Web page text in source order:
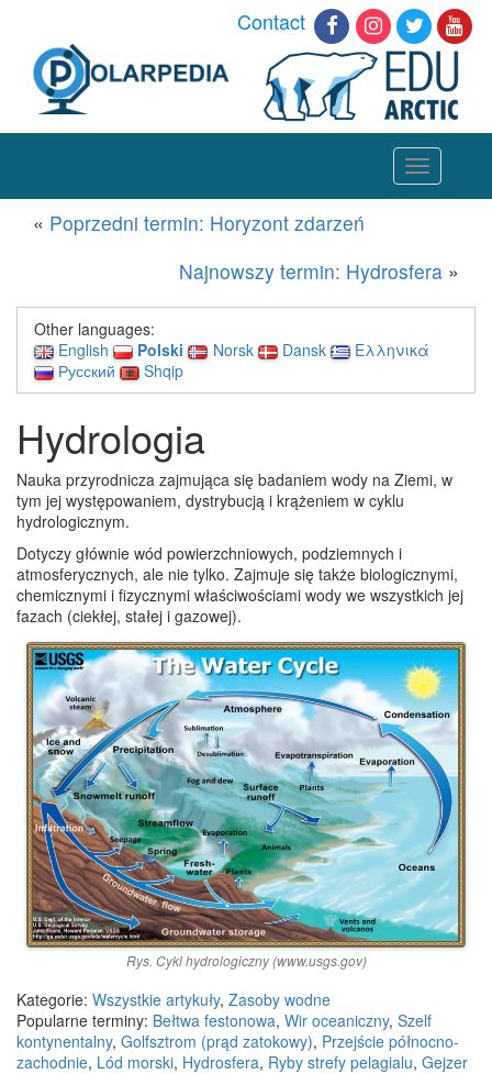
Contact
Toggle
navigation
« Poprzedni termin: Horyzont zdarzeń
Najnowszy termin: Hydrosfera »
Other languages:
English
Polski Norsk Dansk
Ελληνικά
Русский
Shqip
Hydrologia
Nauka przyrodnicza zajmująca się badaniem wody na Ziemi, w
tym jej występowaniem, dystrybucją i krążeniem w cyklu
hydrologicznym.
Dotyczy głównie wód powierzchniowych, podziemnych i
atmosferycznych, ale nie tylko. Zajmuje się także biologicznymi,
chemicznymi i fizycznymi właściwościami wody we wszystkich jej
fazach (ciekłej, stałej i gazowej).
Rys. Cykl hydrologiczny (www.usgs.gov)
Kategorie: Wszystkie artykuły, Zasoby wodne
Popularne terminy: Bełtwa festonowa, Wir oceaniczny, Szelf
kontynentalny, Golfsztrom (prąd zatokowy), Przejście północno-
zachodnie, Lód morski, Hydrosfera, Ryby strefy pelagialu, Gejzer